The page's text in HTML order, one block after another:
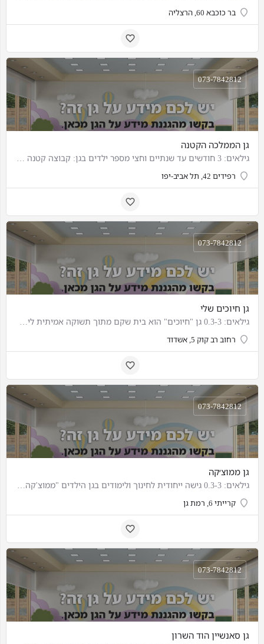
בר כוכבא 60, הרצליה
גן הממלכה הקטנה
גילאים: 3 חודשים עד שנתיים וחצי מספר ילדים בגן: קבוצה קטנה מספר אנשי צוות: 4
רפידים 42, תל אביב-יפו
073-7842812
גן חיוכים שלי
גילאים: 0.3-3 גן "חיוכים" הוא בית שקם מתוך תשוקה אמיתית ליצור מקום שבו יגדלו ילדים שמחים ומאושרים לצד צוותי…
רחוב רב קוק 5, אשדוד
073-7842812
גן ממוצ׳קה
גילאים: 0.3-3 גישה ייחודית לחינוך ולימודים בגן הילדים "ממוצ'קה" שלוש קבוצות גיל, מה שמאפשר לילדים ליהנות…
קרייתי 6, רמת גן
073-7842812
גן סאנשיין הוד השרון
073-7842812